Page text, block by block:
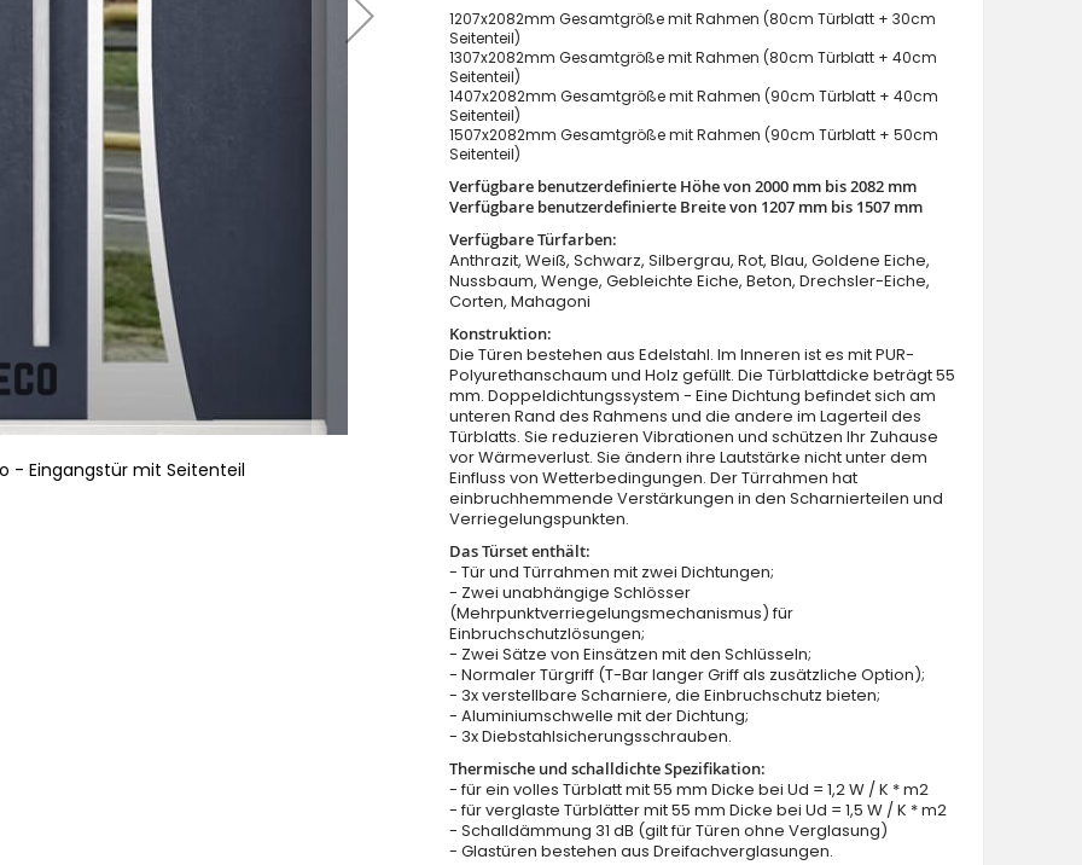
- Eingangstür mit Seitenteil Stilvolle blaue Außentür aus Stahl mit Seitenteil
1207x2082mm Gesamtgröße mit Rahmen (80cm Türblatt + 30cm
Seitenteil)
1307x2082mm Gesamtgröße mit Rahmen (80cm Türblatt + 40cm
Seitenteil)
1407x2082mm Gesamtgröße mit Rahmen (90cm Türblatt + 40cm
Seitenteil)
1507x2082mm Gesamtgröße mit Rahmen (90cm Türblatt + 50cm
Seitenteil)
Verfügbare benutzerdefinierte Höhe von 2000 mm bis 2082 mm
Verfügbare benutzerdefinierte Breite von 1207 mm bis 1507 mm
Verfügbare Türfarben:
Anthrazit, Weiß, Schwarz, Silbergrau, Rot, Blau, Goldene Eiche,
Nussbaum, Wenge, Gebleichte Eiche, Beton, Drechsler-Eiche,
Corten, Mahagoni
Konstruktion:
Die Türen bestehen aus Edelstahl. Im Inneren ist es mit PUR-
Polyurethanschaum und Holz gefüllt. Die Türblattdicke beträgt 55
mm. Doppeldichtungssystem - Eine Dichtung befindet sich am
unteren Rand des Rahmens und die andere im Lagerteil des
Türblatts. Sie reduzieren Vibrationen und schützen Ihr Zuhause
vor Wärmeverlust. Sie ändern ihre Lautstärke nicht unter dem
Einfluss von Wetterbedingungen. Der Türrahmen hat
einbruchhemmende Verstärkungen in den Scharnierteilen und
Verriegelungspunkten.
Das Türset enthält:
- Tür und Türrahmen mit zwei Dichtungen;
- Zwei unabhängige Schlösser
(Mehrpunktverriegelungsmechanismus) für
Einbruchschutzlösungen;
- Zwei Sätze von Einsätzen mit den Schlüsseln;
- Normaler Türgriff (T-Bar langer Griff als zusätzliche Option);
- 3x verstellbare Scharniere, die Einbruchschutz bieten;
- Aluminiumschwelle mit der Dichtung;
- 3x Diebstahlsicherungsschrauben.
Thermische und schalldichte Spezifikation:
- für ein volles Türblatt mit 55 mm Dicke bei Ud = 1,2 W / K * m2
- für verglaste Türblätter mit 55 mm Dicke bei Ud = 1,5 W / K * m2
- Schalldämmung 31 dB (gilt für Türen ohne Verglasung)
- Glastüren bestehen aus Dreifachverglasungen.